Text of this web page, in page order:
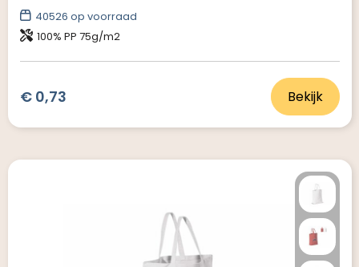
40526 op voorraad
100% PP 75g/m2
€ 0,73 Bekijk